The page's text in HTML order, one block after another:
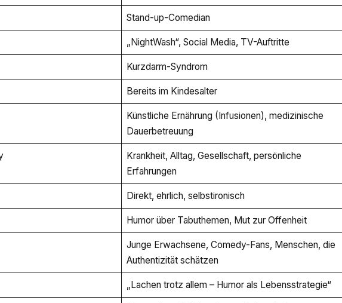
Stand-up-Comedian
„NightWash“, Social Media, TV-Auftritte
Kurzdarm-Syndrom
Bereits im Kindesalter
Künstliche Ernährung (Infusionen), medizinische
Dauerbetreuung
Krankheit, Alltag, Gesellschaft, persönliche
Erfahrungen
Direkt, ehrlich, selbstironisch
Humor über Tabuthemen, Mut zur Offenheit
Junge Erwachsene, Comedy-Fans, Menschen, die
Authentizität schätzen
„Lachen trotz allem – Humor als Lebensstrategie“